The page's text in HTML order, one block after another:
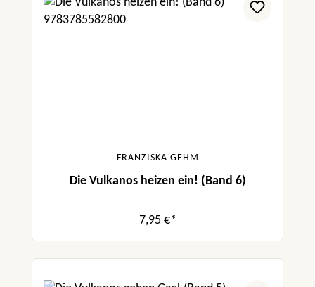
FRANZISKA GEHM
Die Vulkanos heizen ein! (Band 6)
7,95 €*